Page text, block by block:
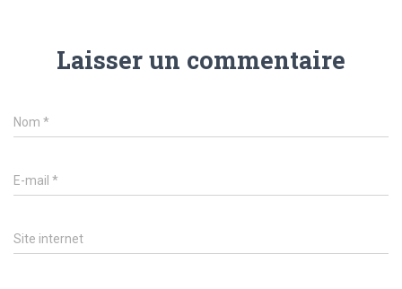
Laisser un commentaire
Nom *
E-mail *
Site internet